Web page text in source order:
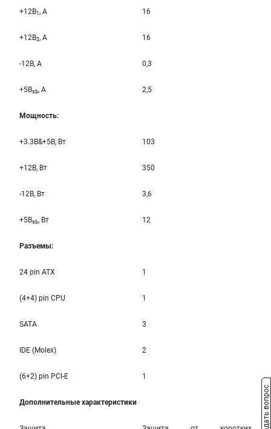
+12B1 , A 16
+12B2, A 16
-12B, A 0,3
+5Bsb, A 2,5
Мощность:
+3.3B&+5B, Вт 103
+12B, Вт 350
-12B, Вт 3,6
+5Bsb, Вт 12
Разъемы:
24 pin ATX 1
(4+4) pin CPU 1
SATA 3
IDE (Molex) 2
(6+2) pin PCI-E 1
Дополнительные характеристики Задать вопрос